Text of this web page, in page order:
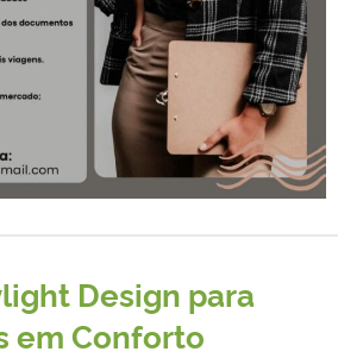
Design para
em Conforto